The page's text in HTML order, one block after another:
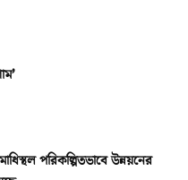
পরিকল্পিতভাবে উন্নয়নের